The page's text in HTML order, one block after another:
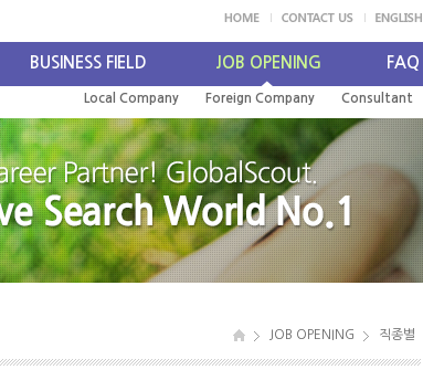
BUSINESS FIELD JOB OPENING
Local Company Foreign Company Consultant
FAQ
JOB OPENING 직종별